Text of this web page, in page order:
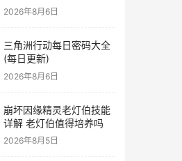
2026年8月6日
三角洲行动每日密码大全
(每日更新)
2026年8月6日
崩坏因缘精灵老灯伯技能
详解 老灯伯值得培养吗
2026年8月5日